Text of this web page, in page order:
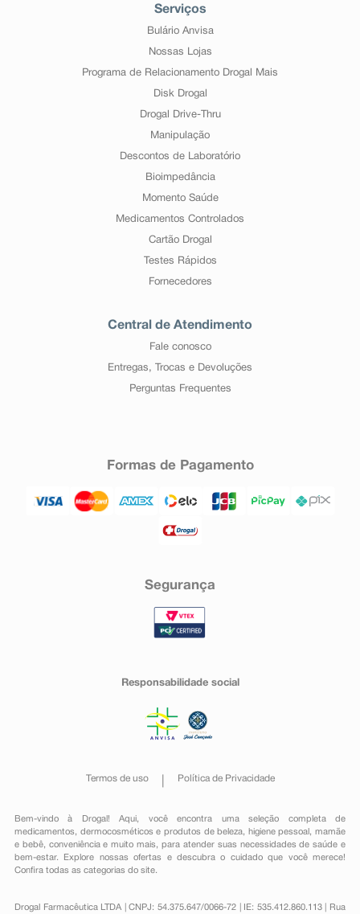
Serviços
Bulário Anvisa
Nossas Lojas
Programa de Relacionamento Drogal Mais
Disk Drogal
Drogal Drive-Thru
Manipulação
Descontos de Laboratório
Bioimpedância
Momento Saúde
Medicamentos Controlados
Cartão Drogal
Testes Rápidos
Fornecedores
Central de Atendimento
Fale conosco
Entregas, Trocas e Devoluções
Perguntas Frequentes
Formas de Pagamento
Segurança
Responsabilidade social
Termos de uso Política de Privacidade
Bem-vindo à Drogal! Aqui, você encontra uma seleção completa de
medicamentos , dermocosméticos e produtos de beleza, higiene pessoal ,mamãe
e bebê, conveniênciae muito mais, para atender suas necessidades de saúde e
bem-estar. Explore nossas ofertas e descubra o cuidado que você merece!
Confira todas as categorias do site.
Drogal Farmacêutica LTDA | CNPJ: 54.375.647/0066-72 | IE: 535.412.860.113 | Rua